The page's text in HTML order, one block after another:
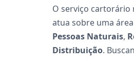
O serviço cartorário
atua sobre uma
Pessoas Naturais,
Distribuição.